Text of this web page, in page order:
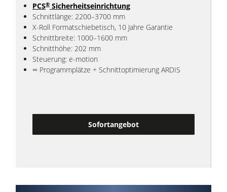
PCS®Sicherheitseinrichtung
Schnittlänge: 2200–3700 mm
X-Roll Formatschiebetisch, 10 Jahre Garantie
Schnittbreite: 1000–1600 mm
Schnitthöhe: 202 mm
Steuerung: e-motion
∞ Programmplätze + Schnittoptimierung ARDIS
Sofortangebot